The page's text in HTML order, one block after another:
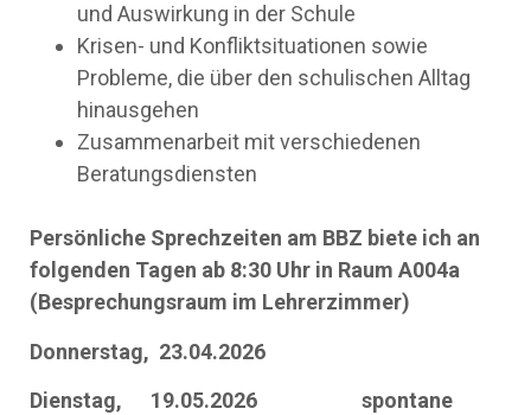
und Auswirkung in der Schule
Krisen- und Konfliktsituationen sowie
Probleme, die über den schulischen Alltag
hinausgehen
Zusammenarbeit mit verschiedenen
Beratungsdiensten
Persönliche Sprechzeiten am BBZ biete ich an
folgenden Tagen ab 8:30 Uhr in Raum A004a
(Besprechungsraum im Lehrerzimmer)
Donnerstag, 23.04.2026
Dienstag, 19.05.2026 spontane